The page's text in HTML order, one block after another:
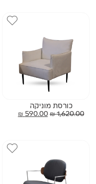
כורסת מוניקה
1,620.00
₪
590.00
₪